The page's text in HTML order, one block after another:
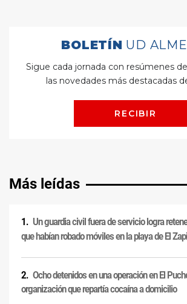
Más leídas
Un guardia civil fuera de servicio logra
que habían robado móviles en la playa de El
Ocho detenidos en una operación en El
organización que repartía cocaína a domicilio